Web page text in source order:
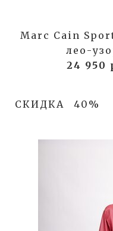
Marc Cain
лео-
24 950
СКИДКА 40%